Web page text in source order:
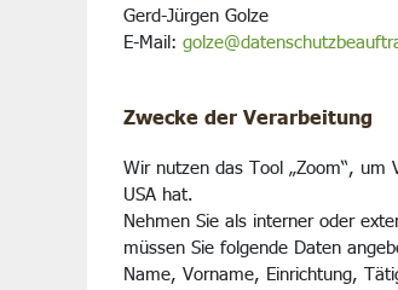
Gerd-Jürgen Golze
E-Mail:
Zwecke der Verarbeitung
Wir nutzen das Tool „Zoom“, um
USA hat.
Nehmen Sie als interner oder
müssen Sie folgende Daten
Name, Vorname, Einrichtung,